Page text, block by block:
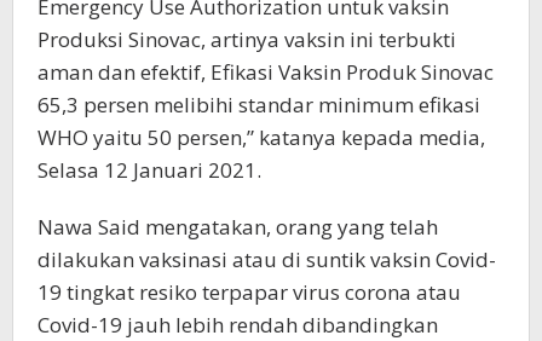
Emergency Use Authorization untuk vaksin
Produksi Sinovac, artinya vaksin ini terbukti
aman dan efektif, Efikasi Vaksin Produk Sinovac
65,3 persen melibihi standar minimum efikasi
WHO yaitu 50 persen,” katanya kepada media,
Selasa 12 Januari 2021.
Nawa Said mengatakan, orang yang telah
dilakukan vaksinasi atau di suntik vaksin Covid-
19 tingkat resiko terpapar virus corona atau
Covid-19 jauh lebih rendah dibandingkan